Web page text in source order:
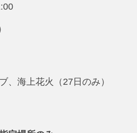
、海上花火（27日のみ）